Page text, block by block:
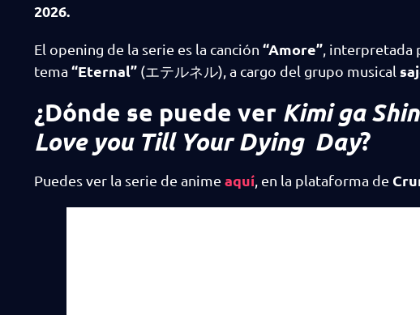
2026.
El opening de la serie es la canción “Amore”, interpretada
tema “Eternal” (エテルネル), a cargo del grupo musical
¿Dónde se puede ver Kimi ga
Love you Till Your Dying Day?
Puedes ver la serie de anime aquí, en la plataforma de